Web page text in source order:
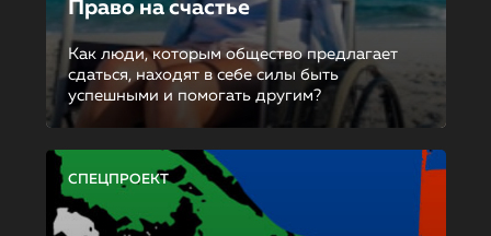
Право на счастье
Как люди, которым общество предлагает
сдаться, находят в себе силы быть
успешными и помогать другим?
СПЕЦПРОЕКТ